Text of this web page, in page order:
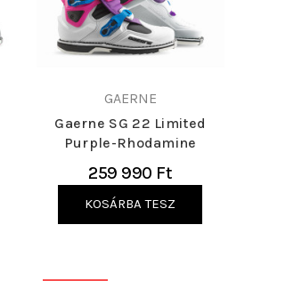
GAERNE
Gaerne SG 22 Limited
Purple-Rhodamine
259 990 Ft
KOSÁRBA TESZ